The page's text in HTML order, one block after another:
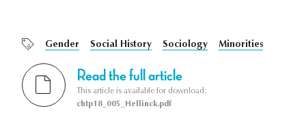
Gender Social History Sociology Minorities
Read the full article
This article is available for download:
chtp18_005_Hellinck.pdf